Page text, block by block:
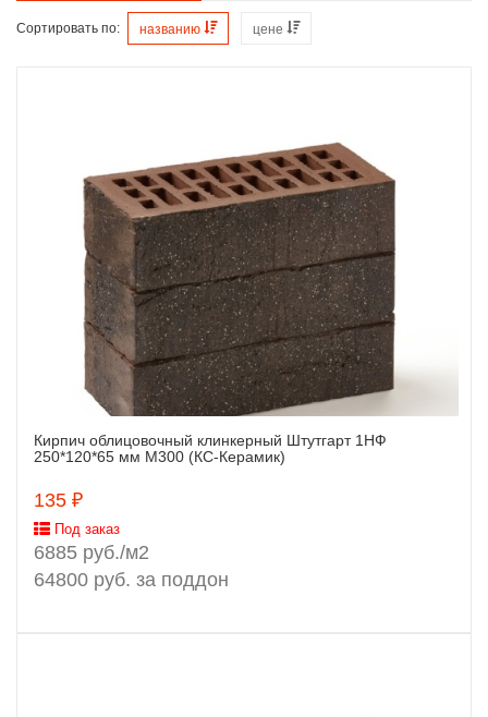
Сортировать по: названию цене
Заказать
Кирпич облицовочный клинкерный Штутгарт 1НФ
250*120*65 мм М300 (КС-Керамик)
135 ₽
Под заказ
6885 руб./м2
64800 руб. за поддон